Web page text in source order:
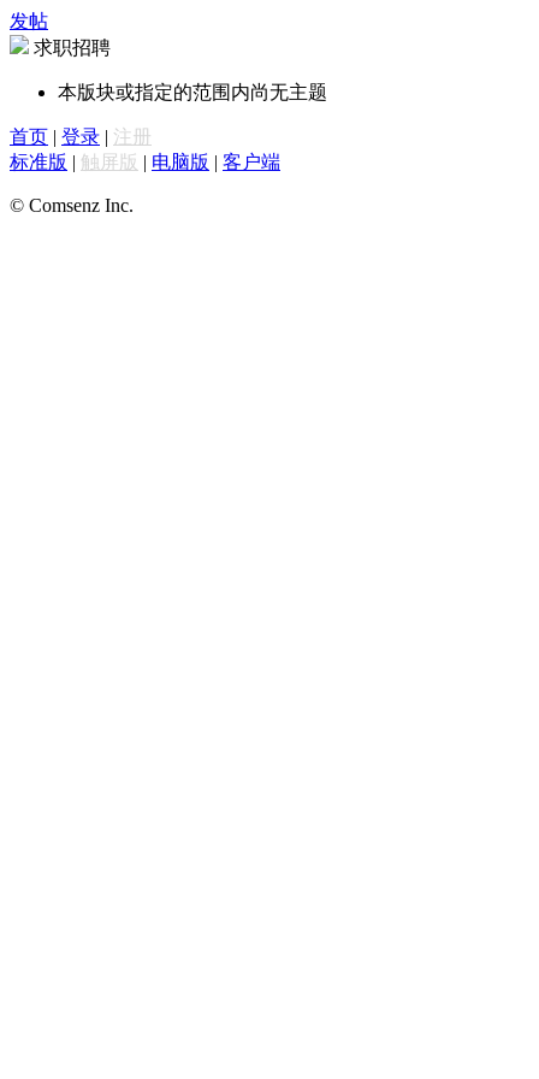
发帖
求职招聘
本版块或指定的范围内尚无主题
首页 | 登录 | 注册
标准版 | 触屏版 | 电脑版 | 客户端
© Comsenz Inc.